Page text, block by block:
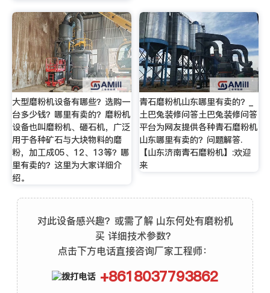
大型磨粉机设备有哪些？选购一
台多少钱？哪里有卖的？磨粉机
设备也叫磨粉机、砸石机，广泛
用于各种矿石与大块物料的磨
粉，加工成05、12、13等？哪
里有卖的？这里为大家详细介
绍。
青石磨粉机山东哪里有卖的？_
土巴兔装修问答土巴兔装修问答
平台为网友提供各种青石磨粉机
山东哪里有卖的？问题解答.
【山东济南青石磨粉机】:欢迎
来
对此设备感兴趣？或需了解 山东何处有磨粉机
买 详细技术参数？
点击下方电话直接咨询厂家工程师：
+8618037793862